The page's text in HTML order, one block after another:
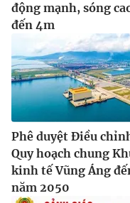
động mạnh, sóng
đến 4m
Phê duyệt Điều
Quy hoạch chung
kinh tế Vũng Áng
năm 2050